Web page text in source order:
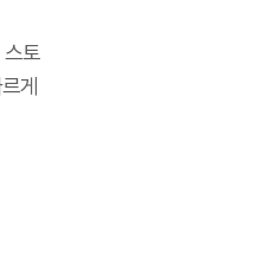
스토
게